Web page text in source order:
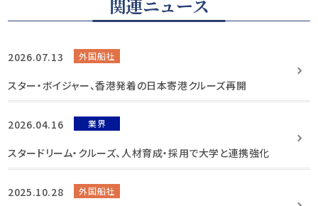
関連ニュース
2026.07.13 外国船社
スター・ボイジャー、香港発着の日本寄港クルーズ再開
2026.04.16 業界
スタードリーム・クルーズ、人材育成・採用で大学と連携強化
2025.10.28 外国船社